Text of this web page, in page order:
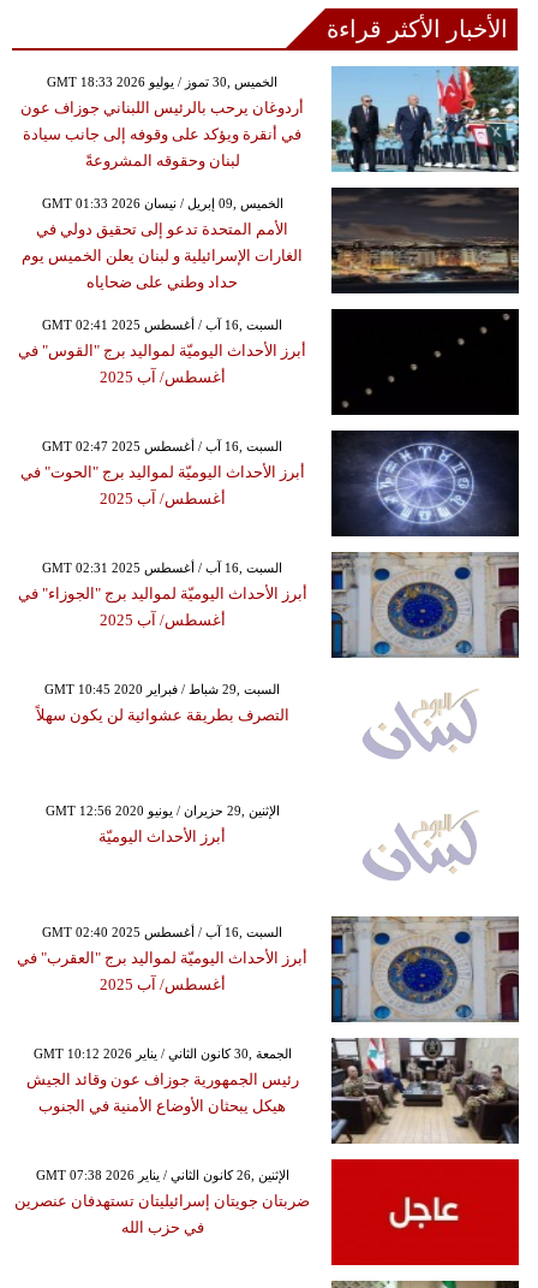
الأخبار الأكثر قراءة
GMT 18:33 2026 الخميس ,30 تموز / يوليو
أردوغان يرحب بالرئيس اللبناني جوزاف عون
في أنقرة ويؤكد على وقوفه إلى جانب سيادة
لبنان وحقوقه المشروعةً
GMT 01:33 2026 الخميس ,09 إبريل / نيسان
الأمم المتحدة تدعو إلى تحقيق دولي في
الغارات الإسرائيلية و لبنان يعلن الخميس يوم
حداد وطني على ضحاياه
GMT 02:41 2025 السبت ,16 آب / أغسطس
أبرز الأحداث اليوميّة لمواليد برج "القوس" في
أغسطس/ آب 2025
GMT 02:47 2025 السبت ,16 آب / أغسطس
أبرز الأحداث اليوميّة لمواليد برج "الحوت" في
أغسطس/ آب 2025
GMT 02:31 2025 السبت ,16 آب / أغسطس
أبرز الأحداث اليوميّة لمواليد برج "الجوزاء" في
أغسطس/ آب 2025
GMT 10:45 2020 السبت ,29 شباط / فبراير
التصرف بطريقة عشوائية لن يكون سهلاً
GMT 12:56 2020 الإثنين ,29 حزيران / يونيو
أبرز الأحداث اليوميّة
GMT 02:40 2025 السبت ,16 آب / أغسطس
أبرز الأحداث اليوميّة لمواليد برج "العقرب" في
أغسطس/ آب 2025
GMT 10:12 2026 الجمعة ,30 كانون الثاني / يناير
رئيس الجمهورية جوزاف عون وقائد الجيش
هيكل يبحثان الأوضاع الأمنية في الجنوب
GMT 07:38 2026 الإثنين ,26 كانون الثاني / يناير
ضربتان جويتان إسرائيليتان تستهدفان عنصرين
في حزب الله